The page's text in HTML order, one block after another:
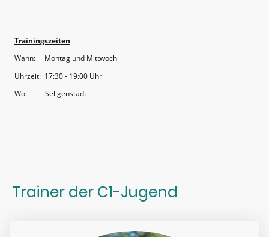
Trainingszeiten
Wann: Montag und Mittwoch
Uhrzeit: 17:30 - 19:00 Uhr
Wo: Seligenstadt
Trainer der C1-Jugend